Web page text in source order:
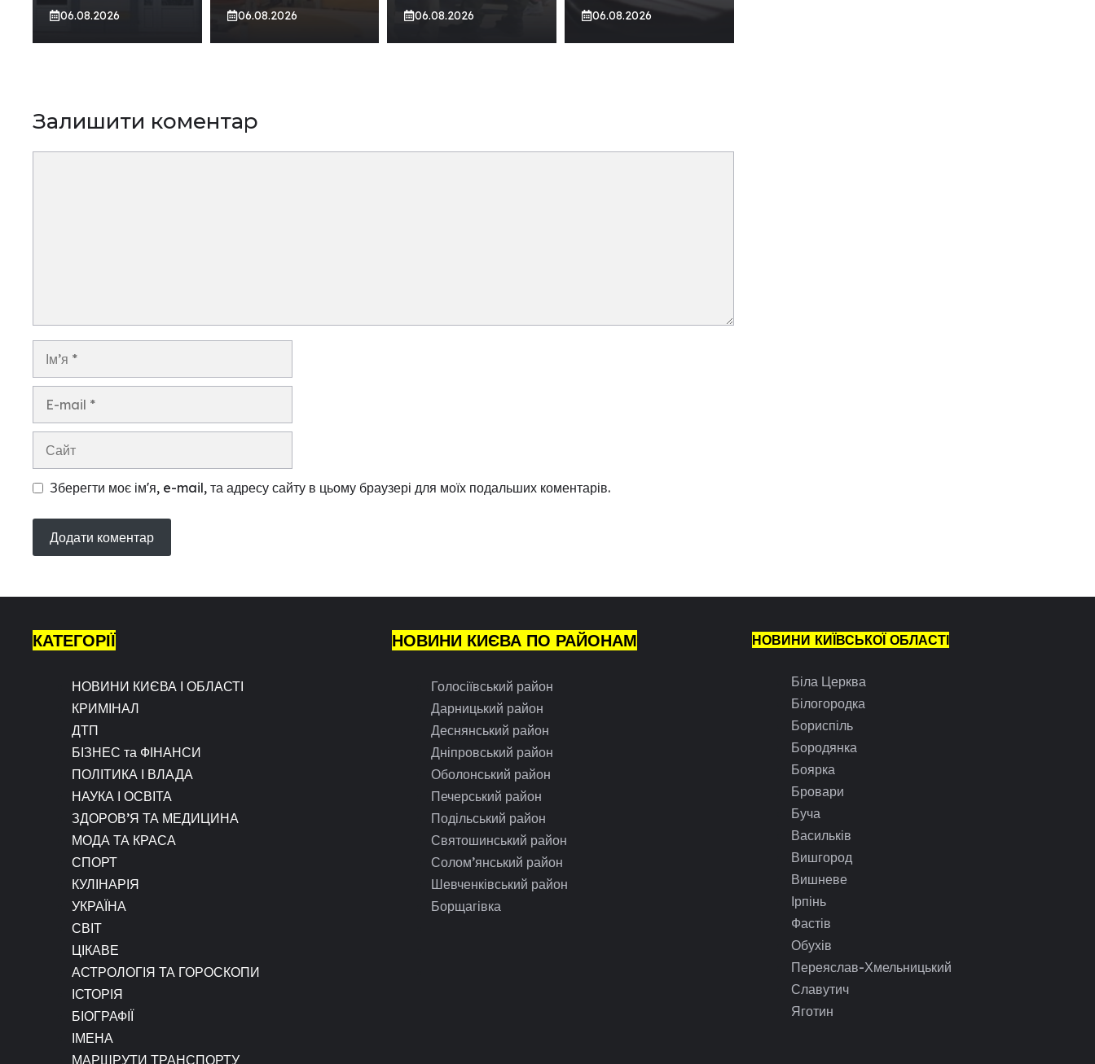
06.08.2026 06.08.2026 06.08.2026 06.08.2026
Залишити коментар
Зберегти моє ім'я, e-mail, та адресу сайту в цьому браузері для моїх подальших коментарів.
КАТЕГОРІЇ
НОВИНИ КИЄВА І ОБЛАСТІ
КРИМІНАЛ
ДТП
БІЗНЕС та ФІНАНСИ
ПОЛІТИКА І ВЛАДА
НАУКА І ОСВІТА
ЗДОРОВ’Я ТА МЕДИЦИНА
МОДА ТА КРАСА
СПОРТ
КУЛІНАРІЯ
УКРАЇНА
СВІТ
ЦІКАВЕ
АСТРОЛОГІЯ ТА ГОРОСКОПИ
ІСТОРІЯ
БІОГРАФІЇ
ІМЕНА
МАРШРУТИ ТРАНСПОРТУ
НОВИНИ КИЄВА ПО РАЙОНАМ
Голосіївський район
Дарницький район
Деснянський район
Дніпровський район
Оболонський район
Печерський район
Подільський район
Святошинський район
Солом’янський район
Шевченківський район
Борщагівка
НОВИНИ КИЇВСЬКОЇ ОБЛАСТІ
Біла Церква
Білогородка
Бориспіль
Бородянка
Боярка
Бровари
Буча
Васильків
Вишгород
Вишневе
Ірпінь
Фастів
Обухів
Переяслав-Хмельницький
Славутич
Яготин